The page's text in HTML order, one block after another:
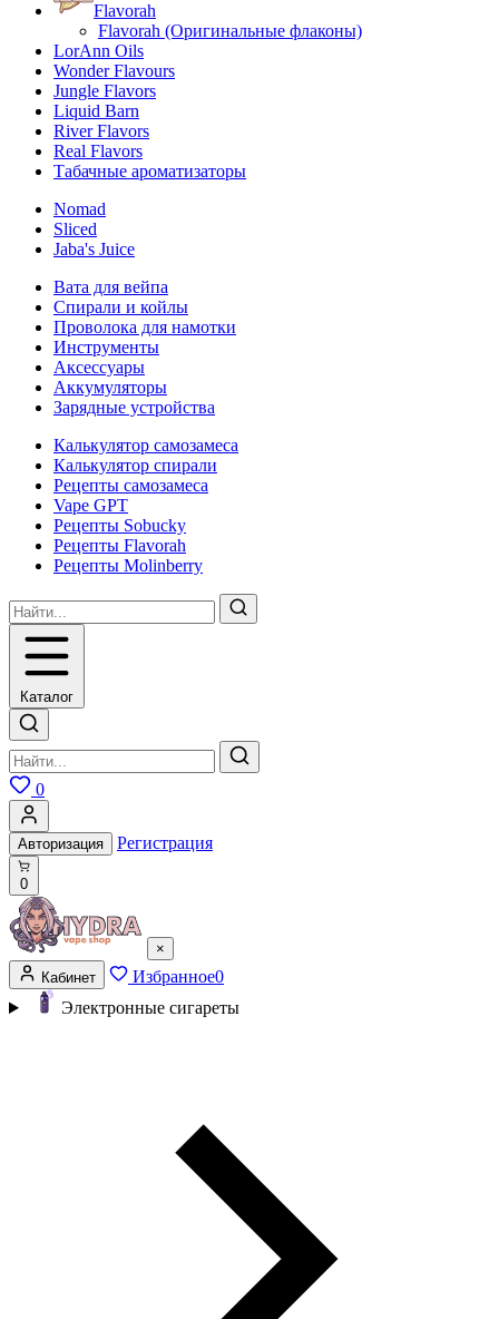
Flavorah
Flavorah (Оригинальные флаконы)
LorAnn Oils
Wonder Flavours
Jungle Flavors
Liquid Barn
River Flavors
Real Flavors
Табачные ароматизаторы
Nomad
Sliced
Jaba's Juice
Вата для вейпа
Спирали и койлы
Проволока для намотки
Инструменты
Аксесcуары
Аккумуляторы
Зарядные устройства
Калькулятор самозамеса
Калькулятор спирали
Рецепты самозамеса
Vape GPT
Рецепты Sobucky
Рецепты Flavorah
Рецепты Molinberry
Каталог
0
Авторизация Регистрация
0
×
Кабинет
Избранное0
Электронные сигареты